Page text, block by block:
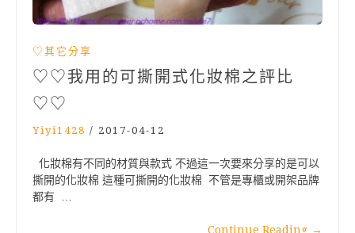
♡其它分享
♡♡我用的可撕開式化妝棉之評比
♡♡
Yiyi1428 / 2017-04-12
化妝棉有不同的材質與款式 不過這一次要來分享的是可以
撕開的化妝棉 這種可撕開的化妝棉 不管是專櫃或開架品牌
都有 …
Continue Reading →